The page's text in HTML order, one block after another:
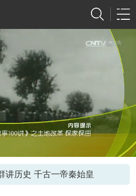
讲历史 千古一帝秦始皇